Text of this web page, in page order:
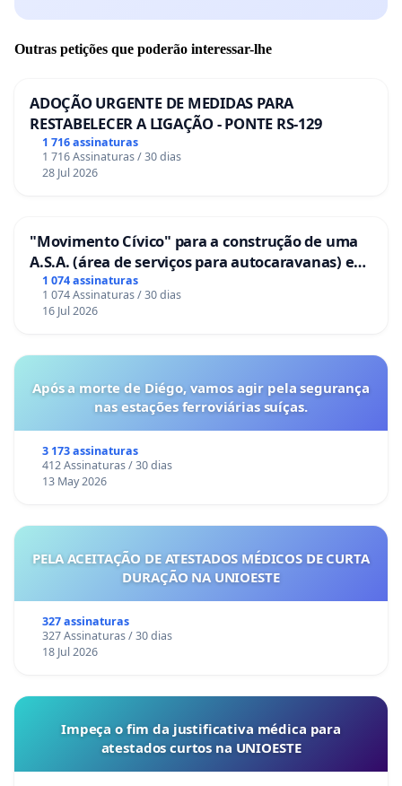
Outras petições que poderão interessar-lhe
ADOÇÃO URGENTE DE MEDIDAS PARA
RESTABELECER A LIGAÇÃO - PONTE RS-129
1 716 assinaturas
1 716 Assinaturas / 30 dias
28 Jul 2026
"Movimento Cívico" para a construção de uma
A.S.A. (área de serviços para autocaravanas) em
Coimbra
1 074 assinaturas
1 074 Assinaturas / 30 dias
16 Jul 2026
Após a morte de Diégo, vamos agir pela segurança
nas estações ferroviárias suíças.
3 173 assinaturas
412 Assinaturas / 30 dias
13 May 2026
PELA ACEITAÇÃO DE ATESTADOS MÉDICOS DE CURTA
DURAÇÃO NA UNIOESTE
327 assinaturas
327 Assinaturas / 30 dias
18 Jul 2026
Impeça o fim da justificativa médica para
atestados curtos na UNIOESTE